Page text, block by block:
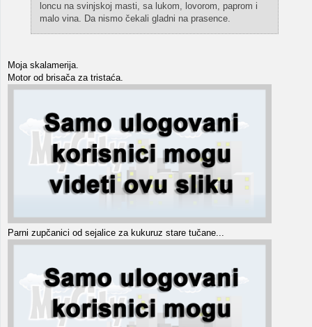
loncu na svinjskoj masti, sa lukom, lovorom, paprom i
malo vina. Da nismo čekali gladni na prasence.
Moja skalamerija.
Motor od brisača za tristaća.
Parni zupčanici od sejalice za kukuruz stare tučane...